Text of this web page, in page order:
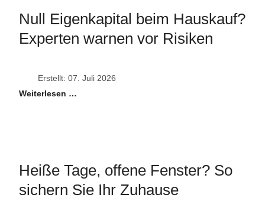
Null Eigenkapital beim Hauskauf?
Experten warnen vor Risiken
Erstellt: 07. Juli 2026
Weiterlesen …
Heiße Tage, offene Fenster? So
sichern Sie Ihr Zuhause